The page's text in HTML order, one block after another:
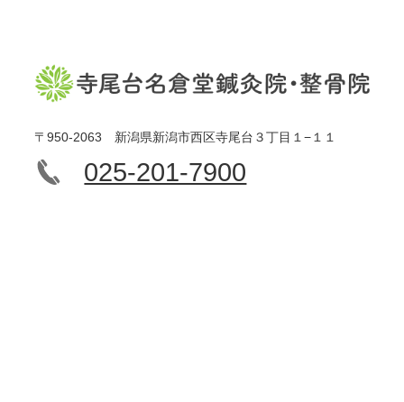
〒950-2063 新潟県新潟市西区寺尾台３丁目１−１１
025-201-7900